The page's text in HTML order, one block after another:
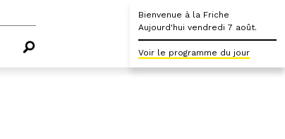
Bienvenue à la Friche
Aujourd'hui vendredi 7 août.
Voir le programme du jour